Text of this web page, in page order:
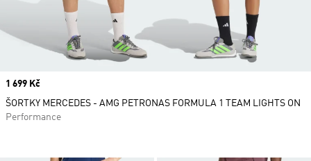
Price
1 699 Kč
ŠORTKY MERCEDES - AMG PETRONAS FORMULA 1 TEAM LIGHTS ON
Performance